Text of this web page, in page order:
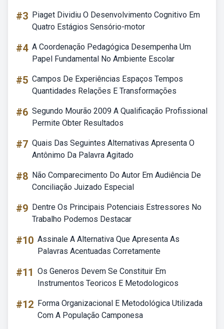
#3 Piaget Dividiu O Desenvolvimento Cognitivo Em
Quatro Estágios Sensório-motor
#4 A Coordenação Pedagógica Desempenha Um
Papel Fundamental No Ambiente Escolar
#5 Campos De Experiências Espaços Tempos
Quantidades Relações E Transformações
#6 Segundo Mourão 2009 A Qualificação Profissional
Permite Obter Resultados
#7 Quais Das Seguintes Alternativas Apresenta O
Antônimo Da Palavra Agitado
#8 Não Comparecimento Do Autor Em Audiência De
Conciliação Juizado Especial
#9 Dentre Os Principais Potenciais Estressores No
Trabalho Podemos Destacar
#10 Assinale A Alternativa Que Apresenta As
Palavras Acentuadas Corretamente
#11 Os Generos Devem Se Constituir Em
Instrumentos Teoricos E Metodologicos
#12 Forma Organizacional E Metodológica Utilizada
Com A População Camponesa